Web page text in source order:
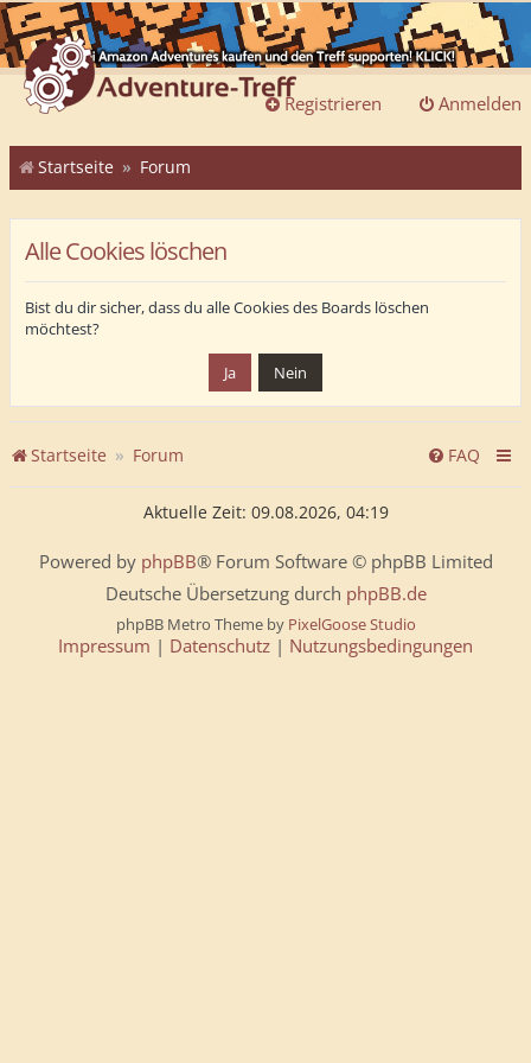
Anmelden
Registrieren
Startseite Forum
Alle Cookies löschen
Bist du dir sicher, dass du alle Cookies des Boards löschen
möchtest?
Startseite Forum FAQ
Aktuelle Zeit: 09.08.2026, 04:19
Powered by phpBB® Forum Software © phpBB Limited
Deutsche Übersetzung durch phpBB.de
phpBB Metro Theme by PixelGoose Studio
Impressum | Datenschutz | Nutzungsbedingungen